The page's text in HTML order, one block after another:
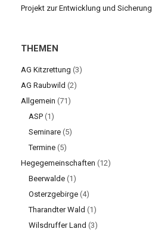
Projekt zur Entwicklung und
THEMEN
AG Kitzrettung (3)
AG Raubwild (2)
Allgemein (71)
ASP (1)
Seminare (5)
Termine (5)
Hegegemeinschaften (12)
Beerwalde (1)
Osterzgebirge (4)
Tharandter Wald (1)
Wilsdruffer Land (3)